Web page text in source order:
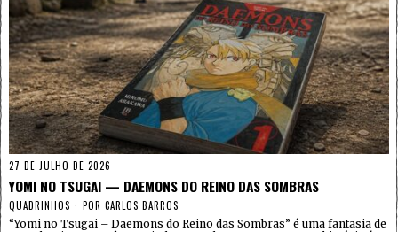
27 DE JULHO DE 2026
YOMI NO TSUGAI — DAEMONS DO REINO DAS SOMBRAS
QUADRINHOS POR CARLOS BARROS
“Yomi no Tsugai – Daemons do Reino das Sombras” é uma fantasia de